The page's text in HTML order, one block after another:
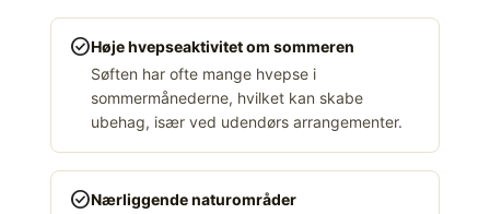
check_circleHøje hvepseaktivitet om sommeren
Søften har ofte mange hvepse i
sommermånederne, hvilket kan skabe
ubehag, især ved udendørs arrangementer.
check_circleNærliggende naturområder